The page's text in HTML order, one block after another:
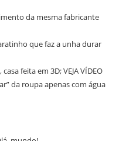
da mesma fabricante
que faz a unha durar
feita em 3D; VEJA VÍDEO
da roupa apenas com água